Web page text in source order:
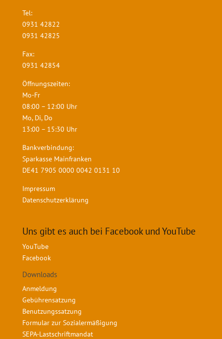
Tel:
0931 42822
0931 42825
Fax:
0931 42854
Öffnungszeiten:
Mo-Fr
08:00 – 12:00 Uhr
Mo, Di, Do
13:00 – 15:30 Uhr
Bankverbindung:
Sparkasse Mainfranken
DE41 7905 0000 0042 0131 10
Impressum
Datenschutzerklärung
Uns gibt es auch bei Facebook und YouTube
YouTube
Facebook
Downloads
Anmeldung
Gebührensatzung
Benutzungssatzung
Formular zur Sozialermäßigung
SEPA-Lastschriftmandat